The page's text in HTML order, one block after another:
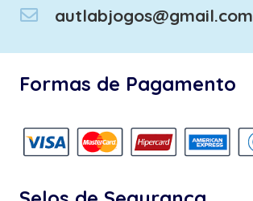
autlabjogos@gmail.com
Formas de Pagamento